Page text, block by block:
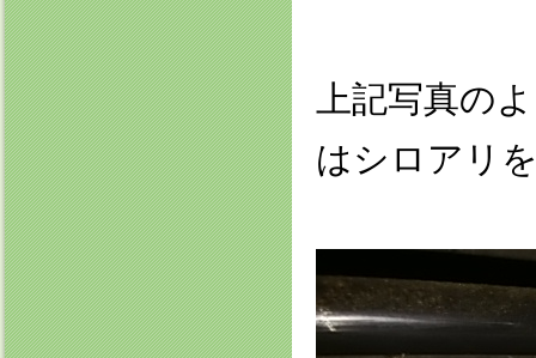
上記写真の
はシロアリ